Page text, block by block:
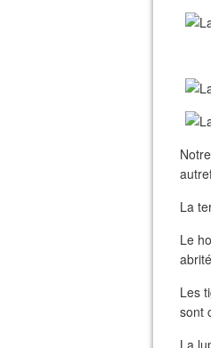
La
Le
Les
sont
La